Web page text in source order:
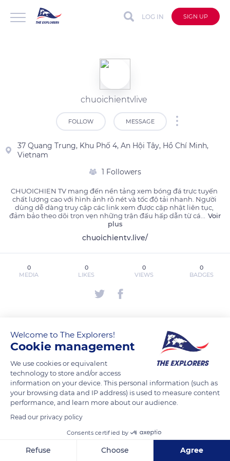
LOG IN SIGN UP
chuoichientvlive
FOLLOW MESSAGE
37 Quang Trung, Khu Phố 4, An Hội Tây, Hồ Chí Minh,
Vietnam
1 Followers
CHUOICHIEN TV mang đến nền tảng xem bóng đá trực tuyến
chất lượng cao với hình ảnh rõ nét và tốc độ tải nhanh. Người
dùng dễ dàng truy cập các link xem được cập nhật liên tục,
đảm bảo theo dõi trọn vẹn những trận đấu hấp dẫn từ cá
Voir
plus
chuoichientv.live/
0
MEDIA
0
LIKES
0
VIEWS
0
BADGES
chuoichientvlive has not posted any
content yet
Welcome to The Explorers!
Cookie management
We use cookies or equivalent
technology to store and/or access
information on your device. This personal information (such as
your browsing data and IP address) is used to measure content
performance, and learn more about our audience.
Read our privacy policy
Consents certified by
Refuse Choose Agree